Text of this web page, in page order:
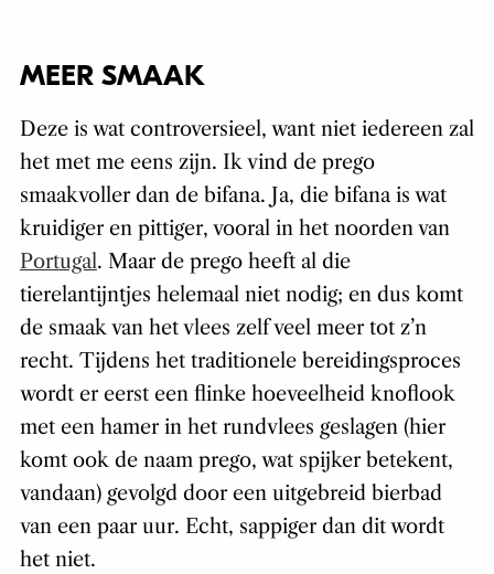
MEER SMAAK
Deze is wat controversieel, want niet iedereen zal
het met me eens zijn. Ik vind de prego
smaakvoller dan de bifana. Ja, die bifana is wat
kruidiger en pittiger, vooral in het noorden van
Portugal. Maar de prego heeft al die
tierelantijntjes helemaal niet nodig; en dus komt
de smaak van het vlees zelf veel meer tot z’n
recht. Tijdens het traditionele bereidingsproces
wordt er eerst een flinke hoeveelheid knoflook
met een hamer in het rundvlees geslagen (hier
komt ook de naam prego, wat spijker betekent,
vandaan) gevolgd door een uitgebreid bierbad
van een paar uur. Echt, sappiger dan dit wordt
het niet.